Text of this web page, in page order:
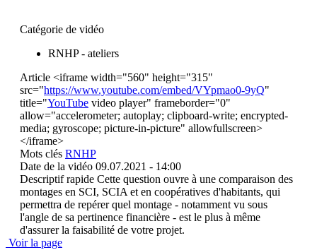
Catégorie de vidéo
RNHP - ateliers
Article <iframe width="560" height="315"
src="https://www.youtube.com/embed/VYpmao0-9yQ"
title="YouTube video player" frameborder="0"
allow="accelerometer; autoplay; clipboard-write; encrypted-
media; gyroscope; picture-in-picture" allowfullscreen>
</iframe>
Mots clés RNHP
Date de la vidéo 09.07.2021 - 14:00
Descriptif rapide Cette question ouvre à une comparaison des
montages en SCI, SCIA et en coopératives d'habitants, qui
permettra de repérer quel montage - notamment vu sous
l'angle de sa pertinence financière - est le plus à même
d'assurer la faisabilité de votre projet.
Voir la page